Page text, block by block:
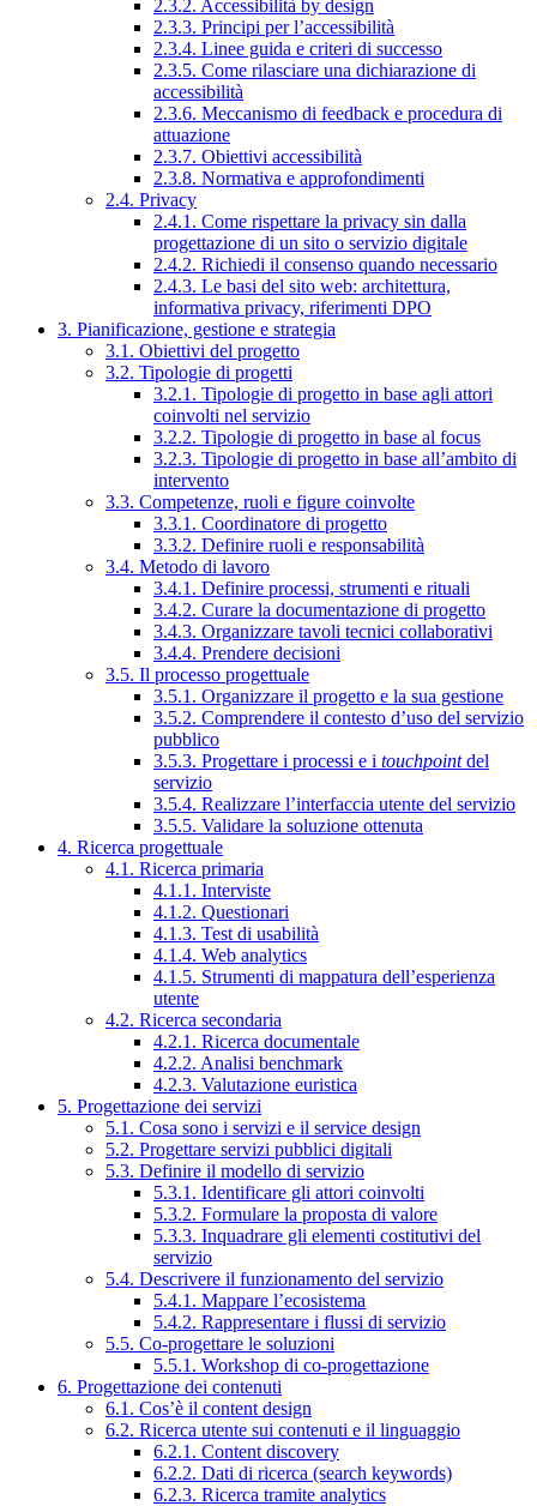
2.3.2. Accessibilità by design
2.3.3. Principi per l’accessibilità
2.3.4. Linee guida e criteri di successo
2.3.5. Come rilasciare una dichiarazione di
accessibilità
2.3.6. Meccanismo di feedback e procedura di
attuazione
2.3.7. Obiettivi accessibilità
2.3.8. Normativa e approfondimenti
2.4. Privacy
2.4.1. Come rispettare la privacy sin dalla
progettazione di un sito o servizio digitale
2.4.2. Richiedi il consenso quando necessario
2.4.3. Le basi del sito web: architettura,
informativa privacy, riferimenti DPO
3. Pianificazione, gestione e strategia
3.1. Obiettivi del progetto
3.2. Tipologie di progetti
3.2.1. Tipologie di progetto in base agli attori
coinvolti nel servizio
3.2.2. Tipologie di progetto in base al focus
3.2.3. Tipologie di progetto in base all’ambito di
intervento
3.3. Competenze, ruoli e figure coinvolte
3.3.1. Coordinatore di progetto
3.3.2. Definire ruoli e responsabilità
3.4. Metodo di lavoro
3.4.1. Definire processi, strumenti e rituali
3.4.2. Curare la documentazione di progetto
3.4.3. Organizzare tavoli tecnici collaborativi
3.4.4. Prendere decisioni
3.5. Il processo progettuale
3.5.1. Organizzare il progetto e la sua gestione
3.5.2. Comprendere il contesto d’uso del servizio
pubblico
3.5.3. Progettare i processi e i touchpointdel
servizio
3.5.4. Realizzare l’interfaccia utente del servizio
3.5.5. Validare la soluzione ottenuta
4. Ricerca progettuale
4.1. Ricerca primaria
4.1.1. Interviste
4.1.2. Questionari
4.1.3. Test di usabilità
4.1.4. Web analytics
4.1.5. Strumenti di mappatura dell’esperienza
utente
4.2. Ricerca secondaria
4.2.1. Ricerca documentale
4.2.2. Analisi benchmark
4.2.3. Valutazione euristica
5. Progettazione dei servizi
5.1. Cosa sono i servizi e il service design
5.2. Progettare servizi pubblici digitali
5.3. Definire il modello di servizio
5.3.1. Identificare gli attori coinvolti
5.3.2. Formulare la proposta di valore
5.3.3. Inquadrare gli elementi costitutivi del
servizio
5.4. Descrivere il funzionamento del servizio
5.4.1. Mappare l’ecosistema
5.4.2. Rappresentare i flussi di servizio
5.5. Co-progettare le soluzioni
5.5.1. Workshop di co-progettazione
6. Progettazione dei contenuti
6.1. Cos’è il content design
6.2. Ricerca utente sui contenuti e il linguaggio
6.2.1. Content discovery
6.2.2. Dati di ricerca (search keywords)
6.2.3. Ricerca tramite analytics